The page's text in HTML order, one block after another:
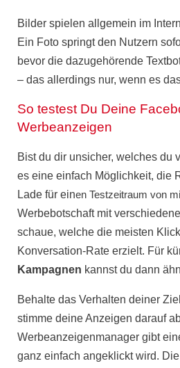
Bilder spielen allgemein im
Ein Foto springt den Nutzern
bevor die dazugehörende
– das allerdings nur, wenn es
So testest Du Deine
Werbeanzeigen
Bist du dir unsicher, welches du
es eine einfach Möglichkeit, die
Lade für einen Testzeitraum von
Werbebotschaft mit
schaue, welche die meisten
Konversation-Rate erzielt. Für
Kampagnen kannst du dann
Behalte das Verhalten deiner
stimme deine Anzeigen darauf
Werbeanzeigenmanager gibt
ganz einfach angeklickt wird.